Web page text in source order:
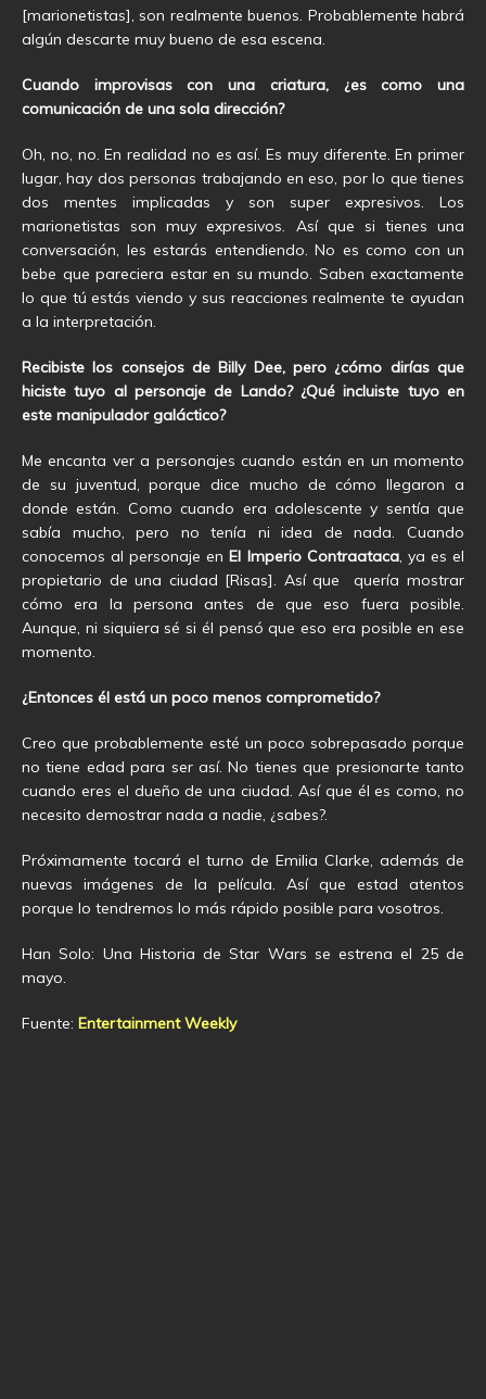
[marionetistas], son realmente buenos. Probablemente habrá
algún descarte muy bueno de esa escena.
Cuando improvisas con una criatura, ¿es como una
comunicación de una sola dirección?
Oh, no, no. En realidad no es así. Es muy diferente. En primer
lugar, hay dos personas trabajando en eso, por lo que tienes
dos mentes implicadas y son super expresivos. Los
marionetistas son muy expresivos. Así que si tienes una
conversación, les estarás entendiendo. No es como con un
bebe que pareciera estar en su mundo. Saben exactamente
lo que tú estás viendo y sus reacciones realmente te ayudan
a la interpretación.
Recibiste los consejos de Billy Dee, pero ¿cómo dirías que
hiciste tuyo al personaje de Lando? ¿Qué incluiste tuyo en
este manipulador galáctico?
Me encanta ver a personajes cuando están en un momento
de su juventud, porque dice mucho de cómo llegaron a
donde están. Como cuando era adolescente y sentía que
sabía mucho, pero no tenía ni idea de nada. Cuando
conocemos al personaje enEl Imperio Contraataca, ya es el
propietario de una ciudad [Risas]. Así que quería mostrar
cómo era la persona antes de que eso fuera posible.
Aunque, ni siquiera sé si él pensó que eso era posible en ese
momento.
¿Entonces él está un poco menos comprometido?
Creo que probablemente esté un poco sobrepasado porque
no tiene edad para ser así. No tienes que presionarte tanto
cuando eres el dueño de una ciudad. Así que él es como, no
necesito demostrar nada a nadie, ¿sabes?.
Próximamente tocará el turno de Emilia Clarke, además de
nuevas imágenes de la película. Así que estad atentos
porque lo tendremos lo más rápido posible para vosotros.
Han Solo: Una Historia de Star Wars se estrena el 25 de
mayo.
Fuente: Entertainment Weekly